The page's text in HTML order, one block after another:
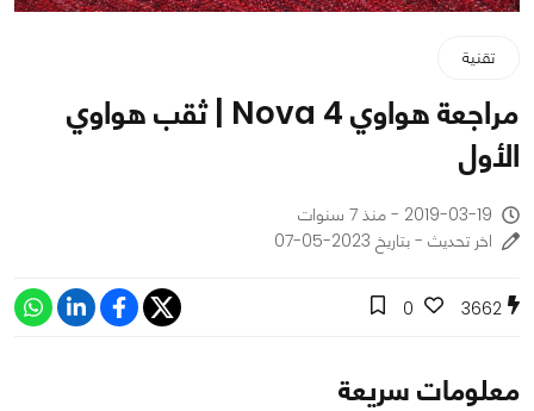
تقنية
مراجعة هواوي Nova 4 | ثقب هواوي
الأول
2019-03-19 - منذ 7 سنوات
اخر تحديث - بتاريخ 2023-05-07
3662
0
معلومات سريعة